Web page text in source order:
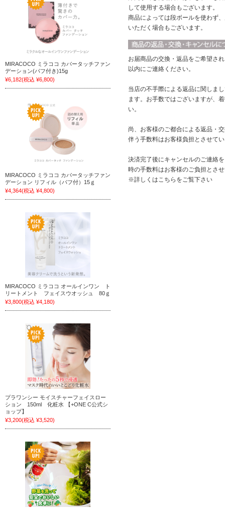
して使用する場合もございます。
商品によっては段ボールを使わず
いただく場合もございます。
お届商品の交換・返品をご希望さ
以内にご連絡ください。
当店の不手際による返品に関しま
ます。お手数ではございますが、
い。
尚、お客様のご都合による返品・
伴う手数料はお客様負担とさせて
決済完了後にキャンセルのご連絡
時の手数料はお客様のご負担とさ
※詳しくはこちらをご覧下さい
MIRACOCO ミラココ カバータッチファン
デーション(パフ付き)15g
¥6,182(税込 ¥6,800)
MIRACOCO ミラココ カバータッチファン
デーション リフィル（パフ付）15ｇ
¥4,364(税込 ¥4,800)
MIRACOCO ミラココ オールインワン ト
リートメント フェイスウオッシュ 80ｇ
¥3,800(税込 ¥4,180)
プラワンシー モイスチャーフェイスロー
ション 150ml 化粧水 【+ONE C公式シ
ョップ】
¥3,200(税込 ¥3,520)